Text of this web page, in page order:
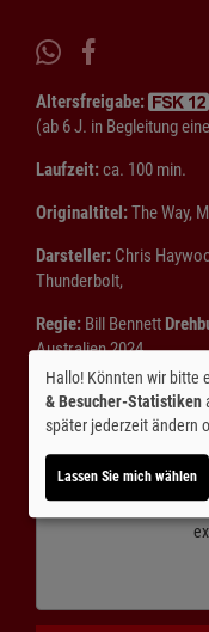
Altersfreigabe:
(ab 6 J. in Begleitung
Laufzeit:ca. 100 min.
Originaltitel:The Way,
Darsteller: Chris
Thunderbolt,
Regie: Bill Bennett
Australien 2024
Inhalte zum Teil von
© CINEPROG ...macht Lust
Möchten Sie von
Hallo! Könnten wir bitte
& Besucher-Statistiken
später jederzeit ändern
Lassen Sie mich wählen